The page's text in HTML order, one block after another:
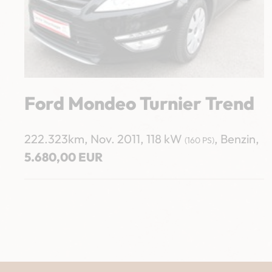
Ford Mondeo Turnier Trend
222.323km, Nov. 2011, 118 kW (160 PS), Benzin,
5.680,00 EUR